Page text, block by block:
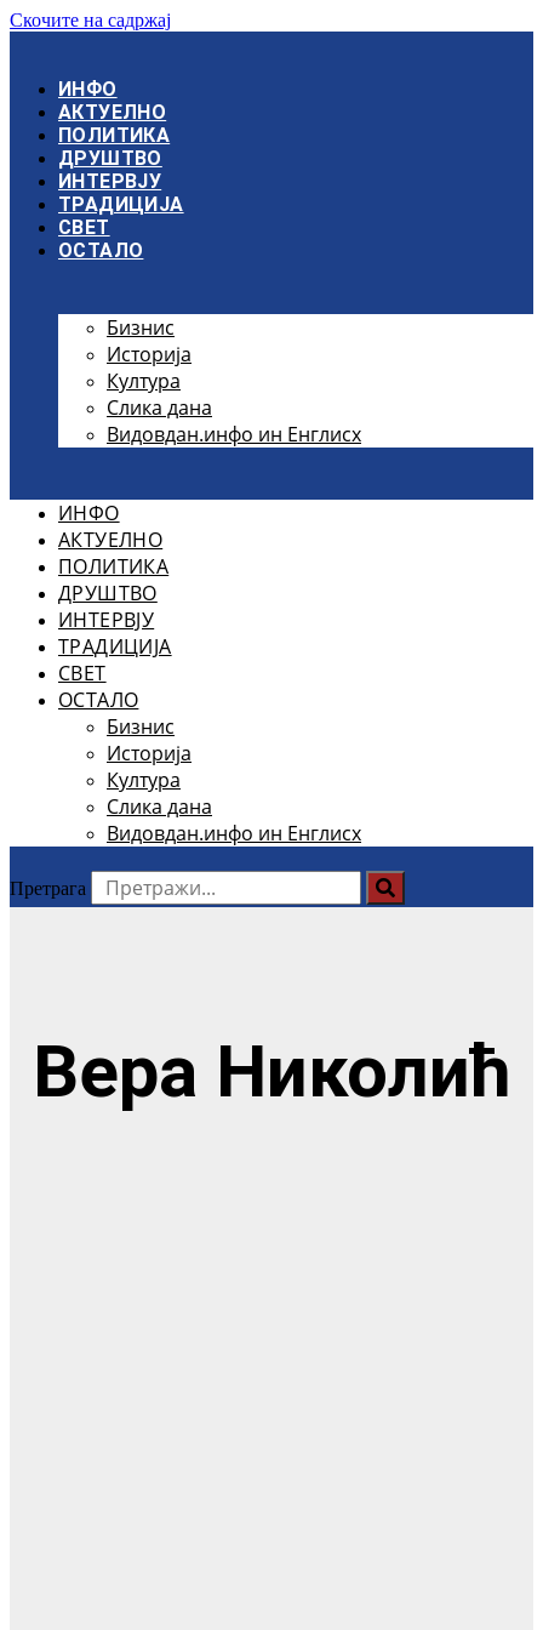
Скочите на садржај
ИНФО
АКТУЕЛНО
ПОЛИТИКА
ДРУШТВО
ИНТЕРВЈУ
ТРАДИЦИЈА
СВЕТ
ОСТАЛО
Бизнис
Историја
Култура
Слика дана
Видовдан.инфо ин Енглисх
ИНФО
АКТУЕЛНО
ПОЛИТИКА
ДРУШТВО
ИНТЕРВЈУ
ТРАДИЦИЈА
СВЕТ
ОСТАЛО
Бизнис
Историја
Култура
Слика дана
Видовдан.инфо ин Енглисх
Претрага
Вера Николић